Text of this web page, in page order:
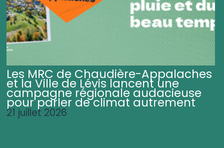
Les MRC de Chaudière-Appalaches
et la Ville de Lévis lancent une
campagne régionale audacieuse
pour parler de climat autrement
21 juillet 2026